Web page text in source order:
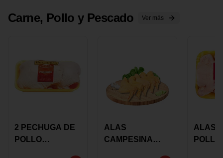
Carne, Pollo y Pescado Ver más
2 PECHUGA DE
POLLO
ALAS
CAMPESINA
ALAS
POLLO